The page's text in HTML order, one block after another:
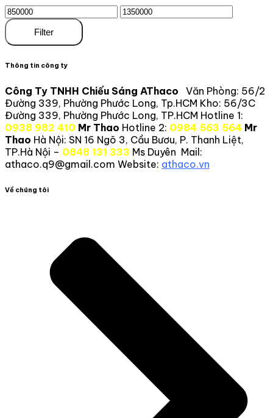
Filter
Thông tin công ty
Công Ty TNHH Chiếu Sáng AThaco
Văn Phòng: 56/2
Đường 339, Phường Phước Long, Tp.HCM Kho: 56/3C
Đường 339, Phường Phước Long, TP.HCM Hotline 1:
0938 982 410 Mr Thao Hotline 2: 0984 563 564 Mr
Thao Hà Nội: SN 16 Ngõ 3, Cầu Bươu, P. Thanh Liệt,
TP.Hà Nội – 0848 131 333 Ms Duyên Mail:
athaco.q9@gmail.com Website: athaco.vn
Về chúng tôi